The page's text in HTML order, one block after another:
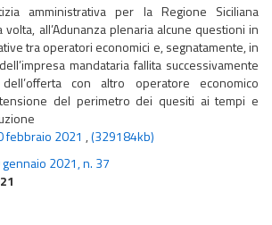
amministrativa per la Regione Siciliana
all’Adunanza plenaria alcune questioni in
tra operatori economici e, segnatamente, in
mandataria fallita successivamente
con altro operatore economico
del perimetro dei quesiti ai tempi e
febbraio 2021 ,(329184kb)
2021, n. 37